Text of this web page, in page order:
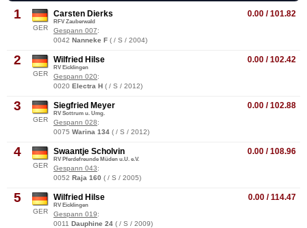
1
GER
0.00 / 101.82
Carsten Dierks
RFV Zauberwald
Gespann 007:
0042 Nanneke F ( / S / 2004)
2
GER
0.00 / 102.42
Wilfried Hilse
RV Eicklingen
Gespann 020:
0020 Electra H ( / S / 2012)
3
GER
0.00 / 102.88
Siegfried Meyer
RV Sottrum u. Umg.
Gespann 028:
0075 Warina 134 ( / S / 2012)
4
GER
0.00 / 108.96
Swaantje Scholvin
RV Pferdefreunde Müden u.U. e.V.
Gespann 043:
0052 Raja 160 ( / S / 2005)
5
GER
0.00 / 114.47
Wilfried Hilse
RV Eicklingen
Gespann 019:
0011 Dauphine 24 ( / S / 2009)